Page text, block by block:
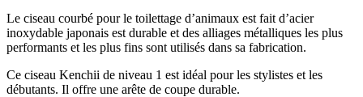
Le ciseau courbé pour le toilettage d’animaux est fait d’acier
inoxydable japonais est durable et des alliages métalliques les plus
performants et les plus fins sont utilisés dans sa fabrication.
Ce ciseau Kenchii de niveau 1 est idéal pour les stylistes et les
débutants. Il offre une arête de coupe durable.